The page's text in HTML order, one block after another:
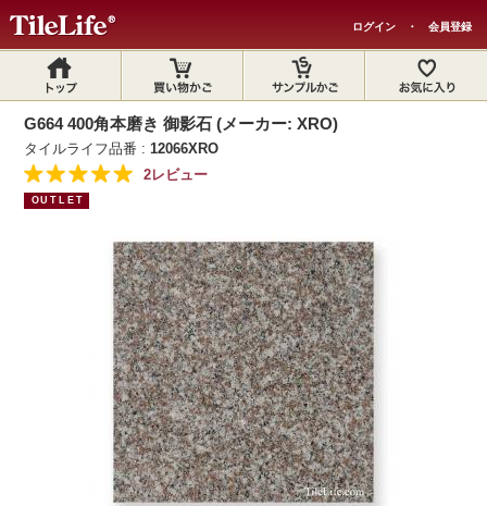
ログイン ・ 会員登録
G664 400角本磨き 御影石 (メーカー: XRO)
タイルライフ品番 :12066XRO
2レビュー
OUTLET